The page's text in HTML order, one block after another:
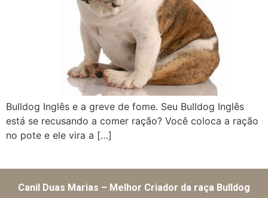
Bulldog Inglês e a greve de fome. Seu Bulldog Inglês
está se recusando a comer ração? Você coloca a ração
no pote e ele vira a […]
Canil Duas Marias – Melhor Criador da raça Bulldog